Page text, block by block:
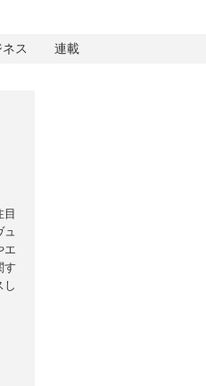
ス 連載
View
目
ュ
エ
す
し